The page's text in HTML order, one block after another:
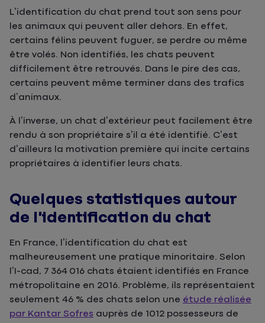
L’identification du chat prend tout son sens pour
les animaux qui peuvent aller dehors. En effet,
certains félins peuvent fuguer, se perdre ou même
être volés. Non identifiés, les chats peuvent
difficilement être retrouvés. Dans le pire des cas,
certains peuvent même terminer dans des trafics
d’animaux.
À l’inverse, un chat d’extérieur peut facilement être
rendu à son propriétaire s’il a été identifié. C’est
d’ailleurs la motivation première qui incite certains
propriétaires à identifier leurs chats.
Quelques statistiques autour
de l’identification du chat
En France, l’identification du chat est
malheureusement une pratique minoritaire. Selon
l’I-cad, 7 364 016 chats étaient identifiés en France
métropolitaine en 2016. Problème, ils représentaient
seulement 46 % des chats selon une étude réalisée
par Kantar Sofres auprès de 1012 possesseurs de